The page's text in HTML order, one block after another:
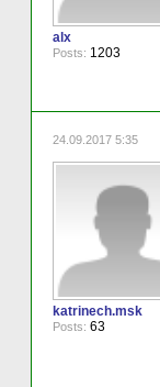
alx
Posts: 1203
24.09.2017 5:35
katrinech.msk
Posts: 63